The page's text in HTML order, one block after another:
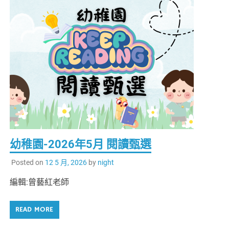
幼稚園-2026年5月 閱讀甄選
Posted on 12 5 月, 2026by night
編輯:曾藝紅老師
READ MORE